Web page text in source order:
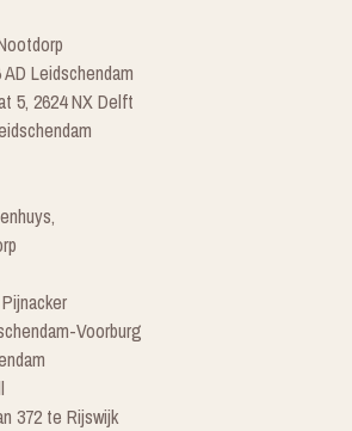
Leidschendam
5, 2624 NX Delft
Voorburg
372 te Rijswijk